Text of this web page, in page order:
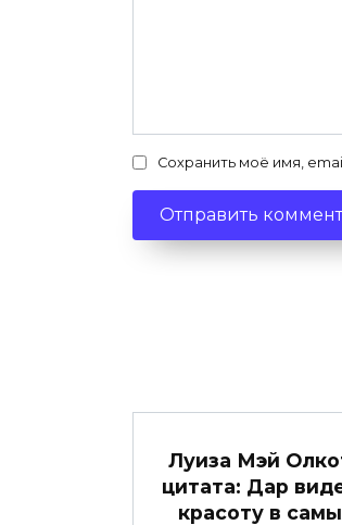
Сохранить моё имя,
Луиза Мэй
цитата: Дар
красоту в